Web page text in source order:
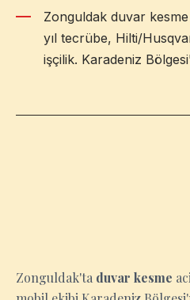
Zonguldak duvar
yıl tecrübe, Hilti/
işçilik. Karadeniz
Zonguldak'ta duvar kesme